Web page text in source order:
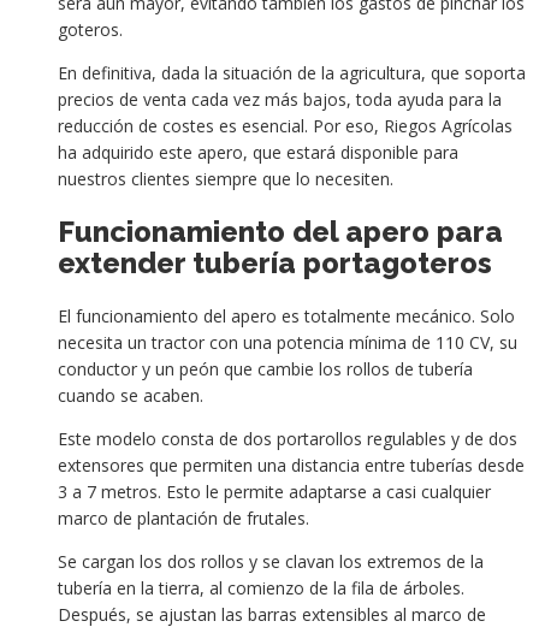
goteros.
En definitiva, dada la situación de la agricultura, que soporta
precios de venta cada vez más bajos, toda ayuda para la
reducción de costes es esencial. Por eso, Riegos Agrícolas
ha adquirido este apero, que estará disponible para
nuestros clientes siempre que lo necesiten.
Funcionamiento del apero para
extender tubería portagoteros
El funcionamiento del apero es totalmente mecánico. Solo
necesita un tractor con una potencia mínima de 110 CV, su
conductor y un peón que cambie los rollos de tubería
cuando se acaben.
Este modelo consta de dos portarollos regulables y de dos
extensores que permiten una distancia entre tuberías desde
3 a 7 metros. Esto le permite adaptarse a casi cualquier
marco de plantación de frutales.
Se cargan los dos rollos y se clavan los extremos de la
tubería en la tierra, al comienzo de la fila de árboles.
Después, se ajustan las barras extensibles al marco de